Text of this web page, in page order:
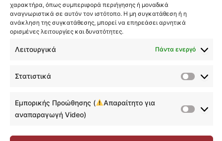
χαρακτήρα, όπως συμπεριφορά περιήγησης ή μοναδικά
αναγνωριστικά σε αυτόν τον ιστότοπο. Η μη συγκατάθεση ή η
ανάκληση της συγκατάθεσης, μπορεί να επηρεάσει αρνητικά
ορισμένες λειτουργίες και δυνατότητες.
Λειτουργικά Πάντα ενεργό
Στατιστικά
Εμπορικής Προώθησης (
Απαραίτητο για
αναπαραγωγή Video)
Ακολουθώντας τη φιλοσοφία της Data Tutor, το μάθημα
προσφέρει όχι μόνο θεωρητικές γνώσεις αλλά και πρακτική
να προετοιμαστείς για πραγματικές προκλήσεις στην
ένα ισχυρό project!
Μην ξεχάσετε, να δείτε το μάθημαΞεκινώντας με την Data
ώστε να πλοηγήστε με ευκολία στην πλατφόρμα!